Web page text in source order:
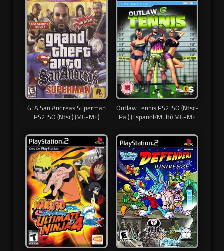
GTA San Andreas Superman
PS2 ISO (Ntsc) (MG-MF)
Outlaw Tennis PS2 ISO (Ntsc-
Pal) (Español/Multi) MG-MF